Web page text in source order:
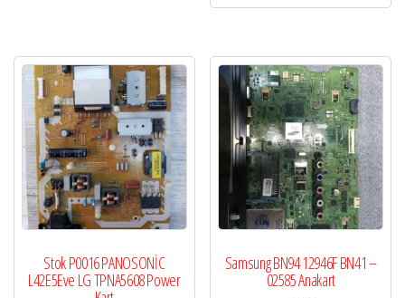
Stok P0016 PANOSONİC
L42E5Eve LG TPNA5608 Power
Samsung BN94 12946F BN41 –
02585 Anakart